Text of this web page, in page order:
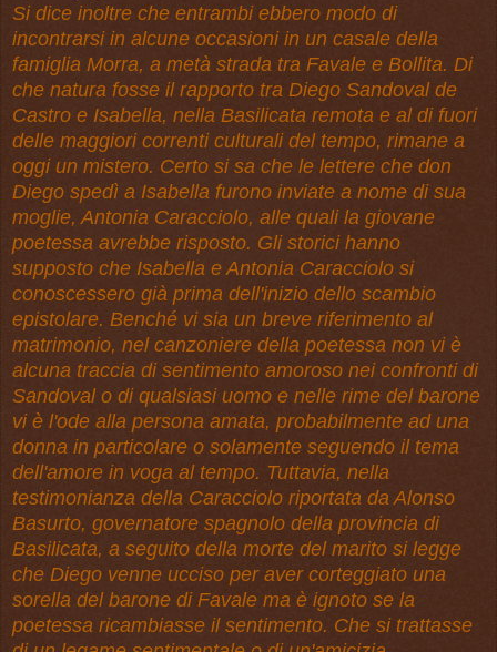
Si dice inoltre che entrambi ebbero modo di
incontrarsi in alcune occasioni in un casale della
famiglia Morra, a metà strada tra Favale e Bollita. Di
che natura fosse il rapporto tra Diego Sandoval de
Castro e Isabella, nella Basilicata remota e al di fuori
delle maggiori correnti culturali del tempo, rimane a
oggi un mistero. Certo si sa che le lettere che don
Diego spedì a Isabella furono inviate a nome di sua
moglie, Antonia Caracciolo, alle quali la giovane
poetessa avrebbe risposto. Gli storici hanno
supposto che Isabella e Antonia Caracciolo si
conoscessero già prima dell'inizio dello scambio
epistolare. Benché vi sia un breve riferimento al
matrimonio, nel canzoniere della poetessa non vi è
alcuna traccia di sentimento amoroso nei confronti di
Sandoval o di qualsiasi uomo e nelle rime del barone
vi è l'ode alla persona amata, probabilmente ad una
donna in particolare o solamente seguendo il tema
dell'amore in voga al tempo. Tuttavia, nella
testimonianza della Caracciolo riportata da Alonso
Basurto, governatore spagnolo della provincia di
Basilicata, a seguito della morte del marito si legge
che Diego venne ucciso per aver corteggiato una
sorella del barone di Favale ma è ignoto se la
poetessa ricambiasse il sentimento. Che si trattasse